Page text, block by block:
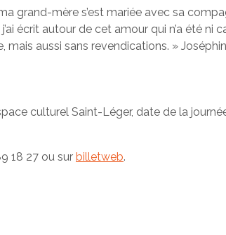
grand-mère s’est mariée avec sa
écrit autour de cet amour qui n’a été ni
aussi sans revendications. »
culturel Saint-Léger, date de la
18 27 ou sur billetweb.